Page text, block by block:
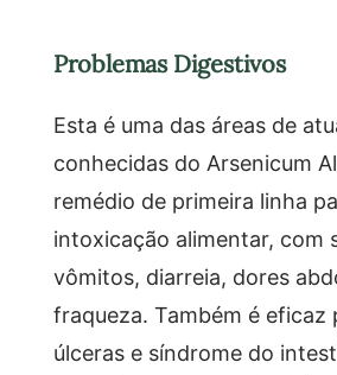
Problemas Digestivos
Esta é uma das áreas de
conhecidas do Arsenicum
remédio de primeira linha
intoxicação alimentar, com
vômitos, diarreia, dores
fraqueza. Também é eficaz
úlceras e síndrome do